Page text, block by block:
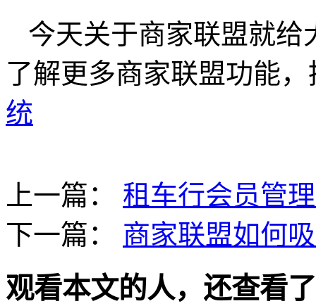
今天关于商家联盟就给
了解更多商家联盟功能
统
上一篇： 租车行会员管
下一篇： 商家联盟如何
观看本文的人，还查看